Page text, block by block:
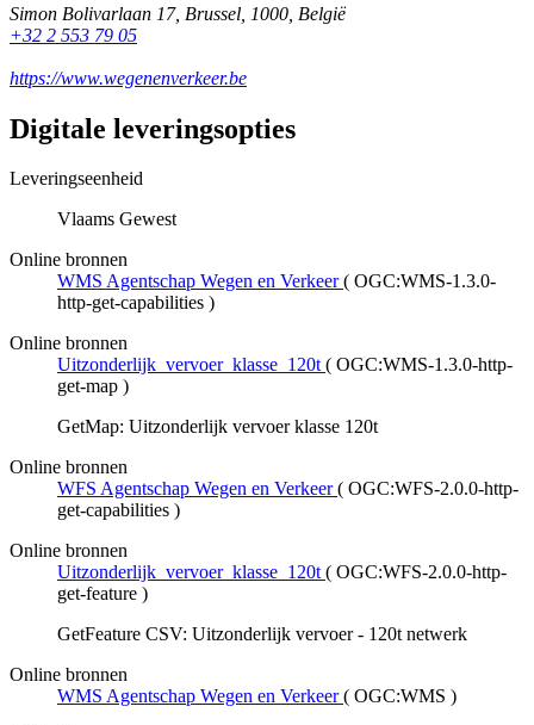
Simon Bolivarlaan 17, Brussel 1000 België
+32 2 553 79 05
https://www.wegenenverkeer.be
Digitale leveringsopties
Leveringseenheid
Vlaams Gewest
Online bronnen
WMS Agentschap Wegen en Verkeer ( OGC:WMS-1.3.0-
http-get-capabilities )
Online bronnen
Uitzonderlijk_vervoer_klasse_120t ( OGC:WMS-1.3.0-http-
get-map )
GetMap: Uitzonderlijk vervoer klasse 120t
Online bronnen
WFS Agentschap Wegen en Verkeer ( OGC:WFS-2.0.0-http-
get-capabilities )
Online bronnen
Uitzonderlijk_vervoer_klasse_120t ( OGC:WFS-2.0.0-http-
get-feature )
GetFeature CSV: Uitzonderlijk vervoer - 120t netwerk
Online bronnen
WMS Agentschap Wegen en Verkeer ( OGC:WMS )